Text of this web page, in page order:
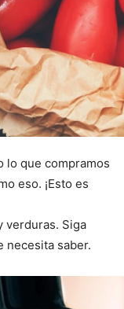
lo que compramos
eso. ¡Esto es
verduras. Siga
necesita saber.